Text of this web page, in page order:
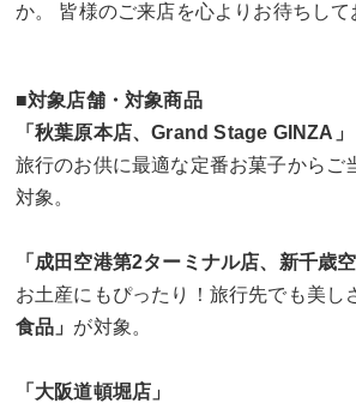
か。 皆様のご来店を心よりお待ちして
■対象店舗・対象商品
「秋葉原本店、Grand Stage GINZA」
旅行のお供に最適な定番お菓子からご
対象。
「成田空港第2ターミナル店、新千歳
お土産にもぴったり！旅行先でも美し
食品」 が対象。
「大阪道頓堀店」